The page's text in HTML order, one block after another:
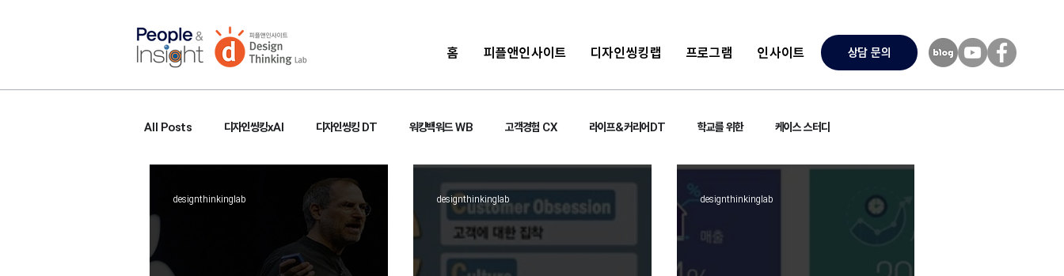
홈 피플앤인사이트 디자인씽킹랩 프로그램 인사이트 상담 문의
All Posts 디자인씽킹xAI 디자인씽킹 DT 워킹백워드 WB 고객경험 CX 라이프&커리어DT 학교를 위한 케이스 스터디
designthinkinglab designthinkinglab designthinkinglab